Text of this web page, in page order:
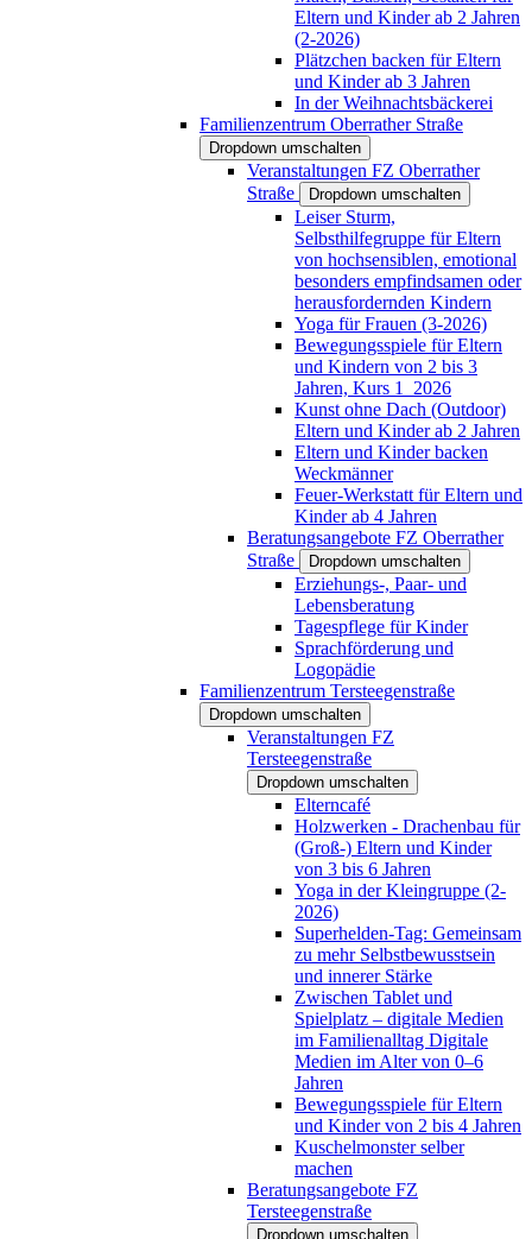
Eltern und Kinder ab 2 Jahren
(2-2026)
Plätzchen backen für Eltern
und Kinder ab 3 Jahren
In der Weihnachtsbäckerei
Familienzentrum Oberrather Straße
Dropdown umschalten
Veranstaltungen FZ Oberrather
Straße
Dropdown umschalten
Leiser Sturm,
Selbsthilfegruppe für Eltern
von hochsensiblen, emotional
besonders empfindsamen oder
herausfordernden Kindern
Yoga für Frauen (3-2026)
Bewegungsspiele für Eltern
und Kindern von 2 bis 3
Jahren, Kurs 1_2026
Kunst ohne Dach (Outdoor)
Eltern und Kinder ab 2 Jahren
Eltern und Kinder backen
Weckmänner
Feuer-Werkstatt für Eltern und
Kinder ab 4 Jahren
Beratungsangebote FZ Oberrather
Straße
Dropdown umschalten
Erziehungs-, Paar- und
Lebensberatung
Tagespflege für Kinder
Sprachförderung und
Logopädie
Familienzentrum Tersteegenstraße
Dropdown umschalten
Veranstaltungen FZ
Tersteegenstraße
Dropdown umschalten
Elterncafé
Holzwerken - Drachenbau für
(Groß-) Eltern und Kinder
von 3 bis 6 Jahren
Yoga in der Kleingruppe (2-
2026)
Superhelden-Tag: Gemeinsam
zu mehr Selbstbewusstsein
und innerer Stärke
Zwischen Tablet und
Spielplatz – digitale Medien
im Familienalltag Digitale
Medien im Alter von 0–6
Jahren
Bewegungsspiele für Eltern
und Kinder von 2 bis 4 Jahren
Kuschelmonster selber
machen
Beratungsangebote FZ
Tersteegenstraße
Dropdown umschalten